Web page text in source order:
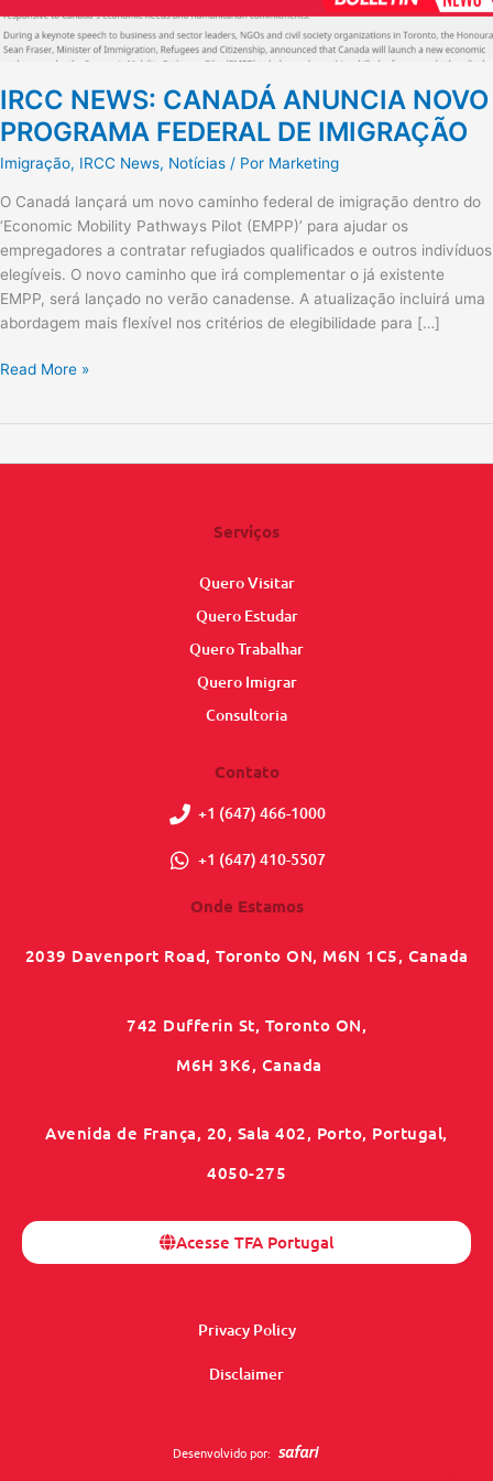
IRCC NEWS: CANADÁ ANUNCIA NOVO
PROGRAMA FEDERAL DE IMIGRAÇÃO
Imigração, IRCC News, Notícias / Por Marketing
O Canadá lançará um novo caminho federal de imigração dentro do
‘Economic Mobility Pathways Pilot (EMPP)’ para ajudar os
empregadores a contratar refugiados qualificados e outros indivíduos
elegíveis. O novo caminho que irá complementar o já existente
EMPP, será lançado no verão canadense. A atualização incluirá uma
abordagem mais flexível nos critérios de elegibilidade para […]
Read More »
Serviços
Quero Visitar
Quero Estudar
Quero Trabalhar
Quero Imigrar
Consultoria
Contato
+1 (647) 466-1000
+1 (647) 410-5507
Onde Estamos
2039 Davenport Road, Toronto ON, M6N 1C5, Canada
742 Dufferin St, Toronto ON,
M6H 3K6, Canada
Avenida de França, 20, Sala 402, Porto, Portugal,
4050-275
Acesse TFA Portugal
Privacy Policy
Disclaimer
Desenvolvido por: